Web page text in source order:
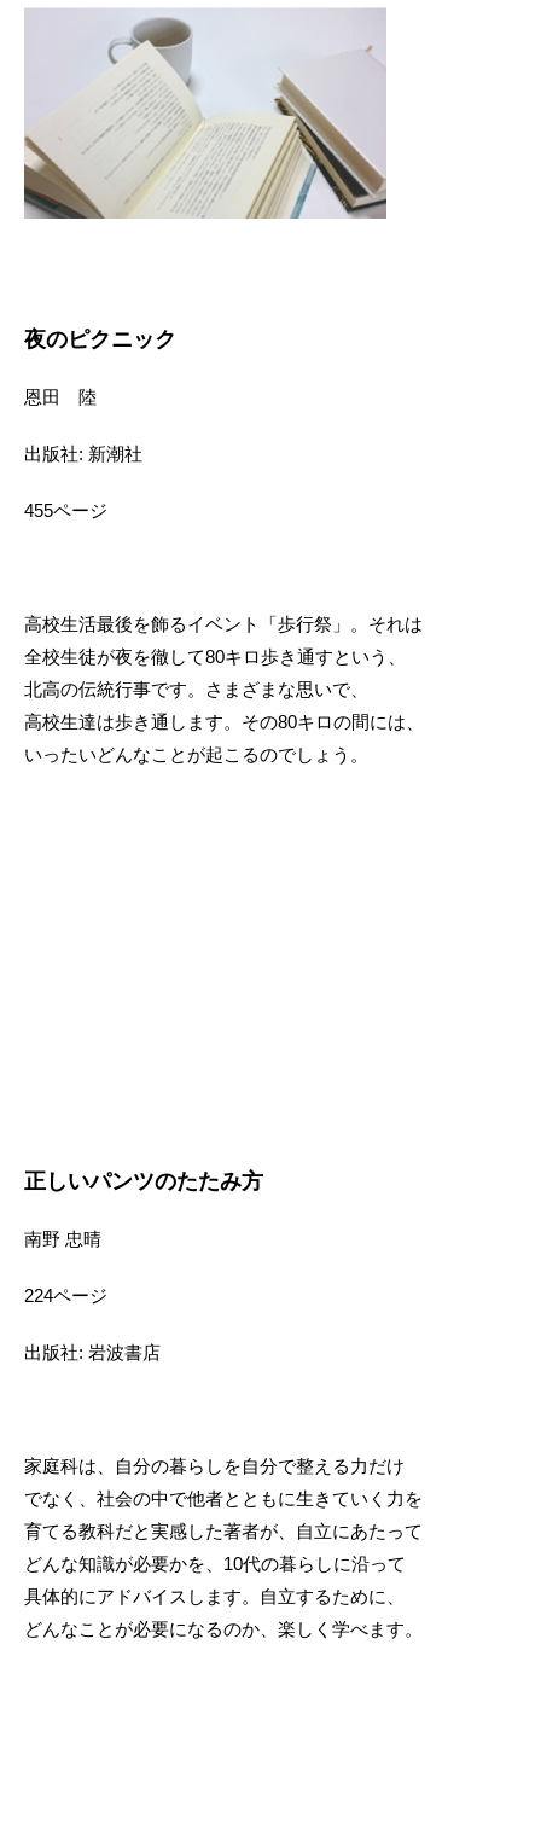
夜のピクニック
恩田 陸
出版社: 新潮社
455ページ
高校生活最後を飾るイベント「歩行祭」。それは
全校生徒が夜を徹して80キロ歩き通すという、
北高の伝統行事です。さまざまな思いで、
高校生達は歩き通します。その80キロの間には、
いったいどんなことが起こるのでしょう。
正しいパンツのたたみ方
南野 忠晴
224ページ
出版社: 岩波書店
家庭科は、自分の暮らしを自分で整える力だけ
でなく、社会の中で他者とともに生きていく力を
育てる教科だと実感した著者が、自立にあたって
どんな知識が必要かを、10代の暮らしに沿って
具体的にアドバイスします。自立するために、
どんなことが必要になるのか、楽しく学べます。